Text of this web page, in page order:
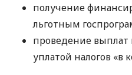
получение
льготным
проведение
уплатой налогов «в